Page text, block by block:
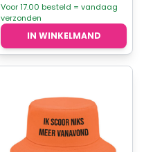
Voor 17.00 besteld = vandaag
verzonden
IN WINKELMAND